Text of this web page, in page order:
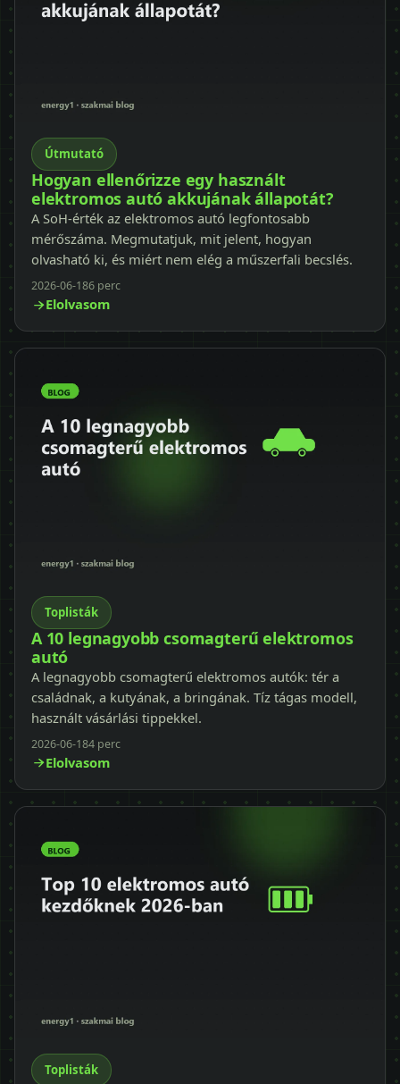
Útmutató
Hogyan ellenőrizze egy használt
elektromos autó akkujának állapotát?
A SoH-érték az elektromos autó legfontosabb
mérőszáma. Megmutatjuk, mit jelent, hogyan
olvasható ki, és miért nem elég a műszerfali becslés.
2026-06-186 perc
Elolvasom
Toplisták
A 10 legnagyobb csomagterű elektromos
autó
A legnagyobb csomagterű elektromos autók: tér a
családnak, a kutyának, a bringának. Tíz tágas modell,
használt vásárlási tippekkel.
2026-06-184 perc
Elolvasom
Toplisták